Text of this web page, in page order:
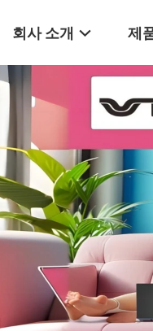
회사 소개 제